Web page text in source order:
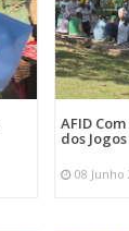
AFID
dos
08 Junho